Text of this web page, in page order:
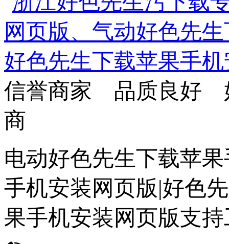
信誉商家 品质良好
商
电动好色先生下载苹
手机安装网页版|好色
果手机安装网页版支